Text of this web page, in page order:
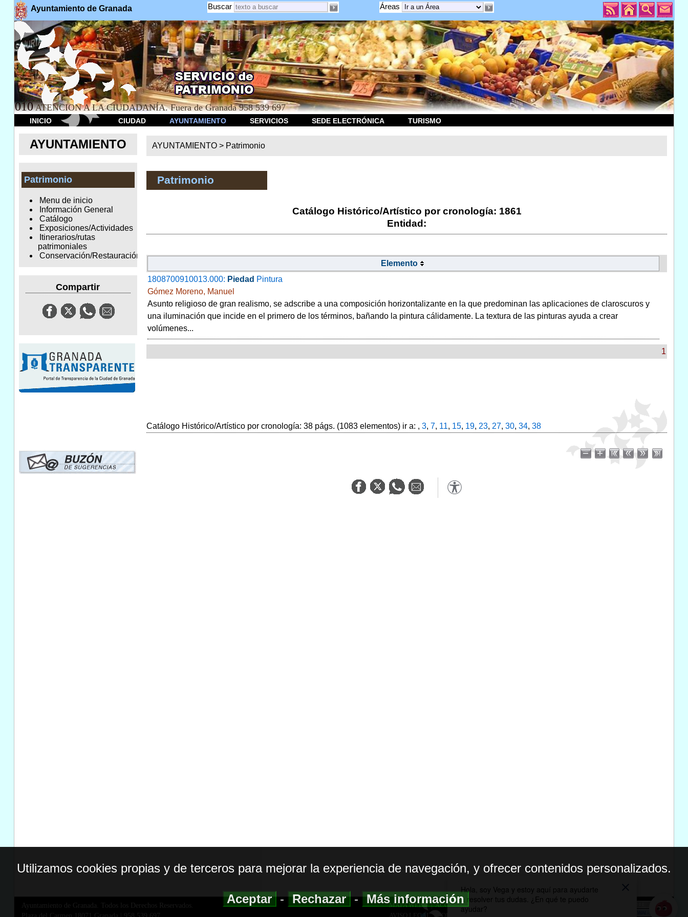
Ayuntamiento de Granada Áreas
Buscar
010 ATENCION A LA CIUDADANÍA. Fuera de Granada 958 539 697
INICIO CIUDAD AYUNTAMIENTO SERVICIOS SEDE ELECTRÓNICA TURISMO
AYUNTAMIENTO
Patrimonio
Menu de inicio
Información General
Catálogo
Exposiciones/Actividades
Itinerarios/rutas
patrimoniales
Conservación/Restauración
Compartir
AYUNTAMIENTO > Patrimonio
Patrimonio
Catálogo Histórico/Artístico por cronología: 1861
Entidad:
Elemento
1808700910013.000: Piedad Pintura
Gómez Moreno, Manuel
Asunto religioso de gran realismo, se adscribe a una composición horizontalizante en la que predominan las aplicaciones de claroscuros y
una iluminación que incide en el primero de los términos, bañando la pintura cálidamente. La textura de las pinturas ayuda a crear
volúmenes...
1
Catálogo Histórico/Artístico por cronología: 38 págs. (1083 elementos) ir a: , 3, 7, 11, 15, 19, 23, 27, 30, 34, 38
Ayuntamiento de Granada. Todos los Derechos Reservados.
MAPA WEB|ACCESIBILIDAD
AVISO LEGAL| POLITICA DE PRIVACIDAD
Utilizamos cookies propias y de terceros para mejorar la experiencia de navegación, y ofrecer contenidos personalizados.
Aceptar-Rechazar-Más información